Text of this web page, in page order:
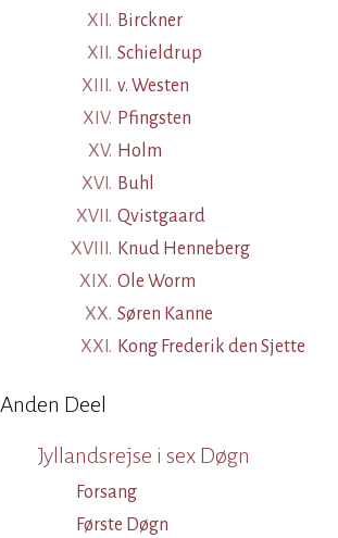
XII. Birckner
XII. Schieldrup
XIII. v. Westen
XIV. Pfingsten
XV. Holm
XVI. Buhl
XVII. Qvistgaard
XVIII. Knud Henneberg
XIX. Ole Worm
XX. Søren Kanne
XXI. Kong Frederik den Sjette
Anden Deel
Jyllandsrejse i sex Døgn
Forsang
Første Døgn